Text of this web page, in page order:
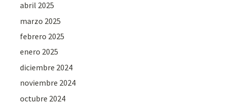
abril 2025
marzo 2025
febrero 2025
enero 2025
diciembre 2024
noviembre 2024
octubre 2024